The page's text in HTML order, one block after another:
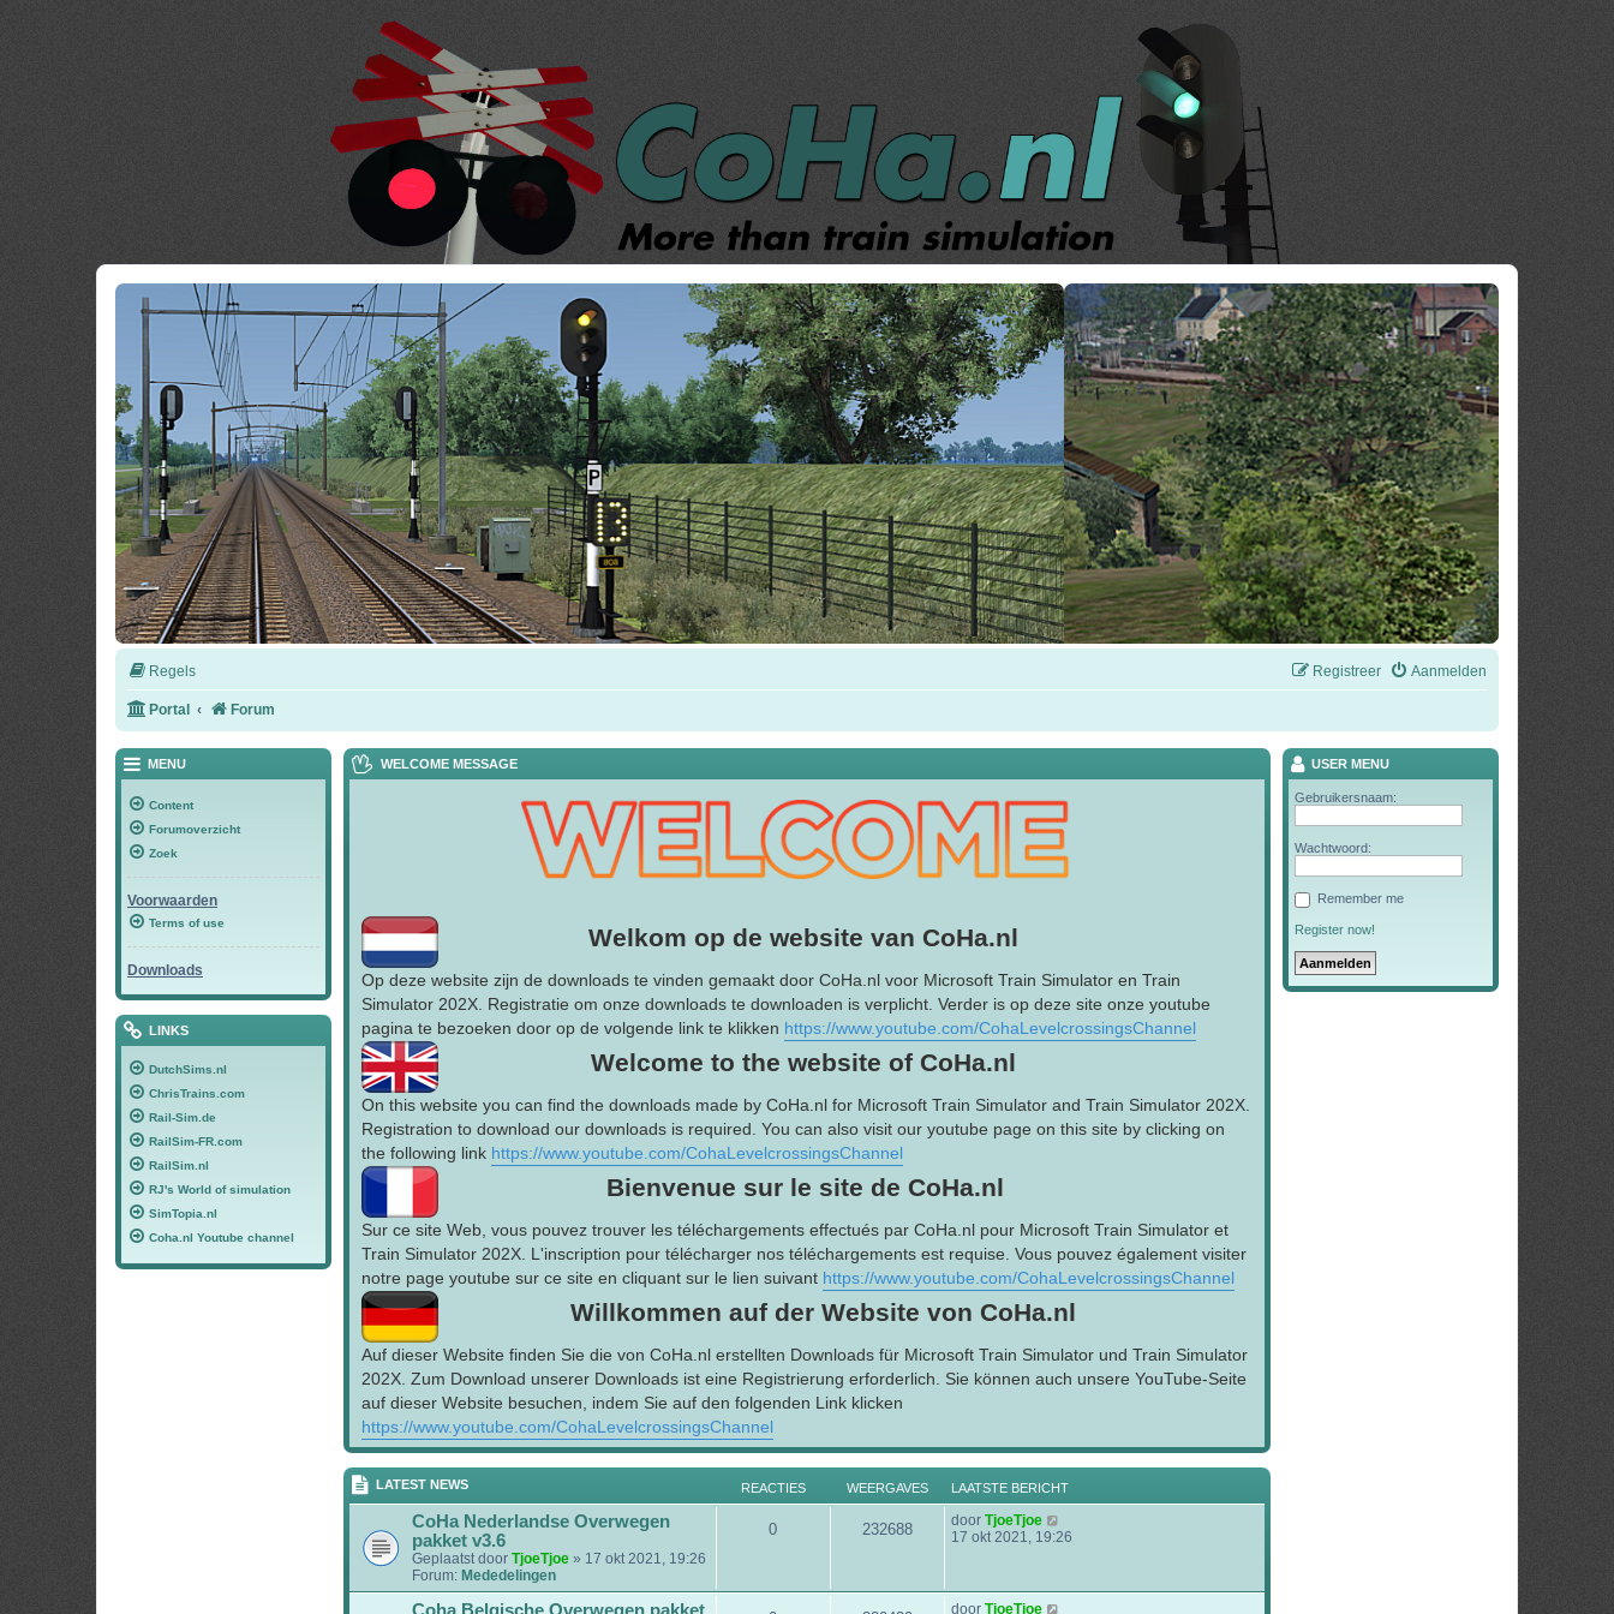
Regels Aanmelden
Registreer
Portal Forum
WELCOME MESSAGE
Welkom op de website van CoHa.nl
Op deze website zijn de downloads te vinden gemaakt door CoHa.nl voor Microsoft Train Simulator en Train
Simulator 202X. Registratie om onze downloads te downloaden is verplicht. Verder is op deze site onze youtube
pagina te bezoeken door op de volgende link te klikken https://www.youtube.com/CohaLevelcrossingsChannel
Welcome to the website of CoHa.nl
On this website you can find the downloads made by CoHa.nl for Microsoft Train Simulator and Train Simulator 202X.
Registration to download our downloads is required. You can also visit our youtube page on this site by clicking on
the following link https://www.youtube.com/CohaLevelcrossingsChannel
Bienvenue sur le site de CoHa.nl
Sur ce site Web, vous pouvez trouver les téléchargements effectués par CoHa.nl pour Microsoft Train Simulator et
Train Simulator 202X. L'inscription pour télécharger nos téléchargements est requise. Vous pouvez également visiter
notre page youtube sur ce site en cliquant sur le lien suivant https://www.youtube.com/CohaLevelcrossingsChannel
Willkommen auf der Website von CoHa.nl
Auf dieser Website finden Sie die von CoHa.nl erstellten Downloads für Microsoft Train Simulator und Train Simulator
202X. Zum Download unserer Downloads ist eine Registrierung erforderlich. Sie können auch unsere YouTube-Seite
auf dieser Website besuchen, indem Sie auf den folgenden Link klicken
https://www.youtube.com/CohaLevelcrossingsChannel
LATEST NEWS REACTIES WEERGAVES LAATSTE BERICHT
CoHa Nederlandse Overwegen
pakket v3.6
Geplaatst door TjoeTjoe » 17 okt 2021, 19:26
Forum: Mededelingen
0 232688 door TjoeTjoe
e
17 okt 2021, 19:26
door TjoeTjoe
MENU
Content
Forumoverzicht
Zoek
Voorwaarden
Terms of use
Downloads
LINKS
DutchSims.nl
ChrisTrains.com
Rail-Sim.de
RailSim-FR.com
RailSim.nl
RJ's World of simulation
SimTopia.nl
Coha.nl Youtube channel
USER MENU
Gebruikersnaam:
Wachtwoord:
Remember me
Register now!